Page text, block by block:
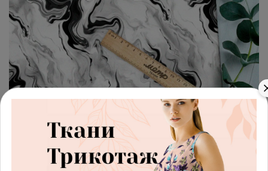
(0) арт.42872232_oxford600
Ткань премиум Оксфорд
600D серо-черные разводы